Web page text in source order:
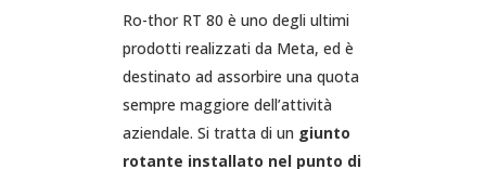
Ro-thor RT 80 è uno degli ultimi
prodotti realizzati da Meta, ed è
destinato ad assorbire una quota
sempre maggiore dell’attività
aziendale. Si tratta di un giunto
rotante installato nel punto di